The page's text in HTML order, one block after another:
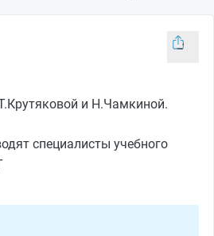
и Н.Чамкиной.
специалисты учебного